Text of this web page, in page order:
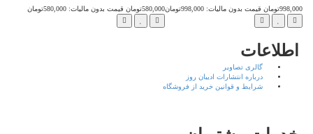
998,000تومان قیمت بدون مالیات: 998,000تومان 580,000تومان قیمت بدون مالیات: 580,000تومان
اطلاعات
گالری تصاویر
درباره انتشارات ادیبان روز
شرایط و قوانین خرید از فروشگاه